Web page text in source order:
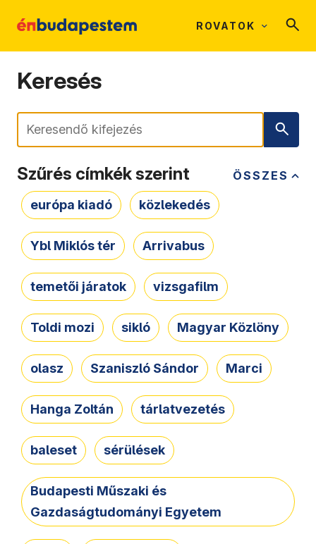
ROVATOK
Keresés
Keresés
ÖSSZES
Szűrés címkék szerint
európa kiadó közlekedés
Ybl Miklós tér Arrivabus
temetői járatok vizsgafilm
Toldi mozi sikló Magyar Közlöny
olasz Szaniszló Sándor Marci
Hanga Zoltán tárlatvezetés
baleset sérülések
Budapesti Műszaki és
Gazdaságtudományi Egyetem